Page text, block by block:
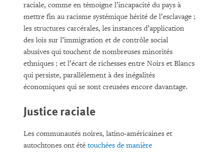
raciale, comme en témoigne l’incapacité du pays à
mettre fin au racisme systémique hérité de l’esclavage ;
les structures carcérales, les instances d’application
des lois sur l’immigration et de contrôle social
abusives qui touchent de nombreuses minorités
ethniques ; et l’écart de richesses entre Noirs et Blancs
qui persiste, parallèlement à des inégalités
économiques qui se sont creusées encore davantage.
Justice raciale
Les communautés noires, latino-américaines et
autochtones ont été touchées de manière